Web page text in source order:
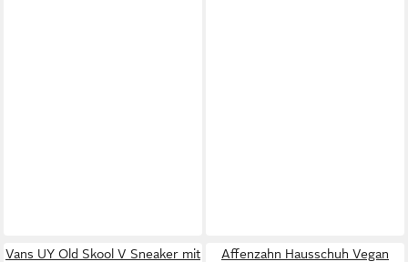
Vans UY Old Skool V Sneaker mit
Affenzahn Hausschuh Vegan